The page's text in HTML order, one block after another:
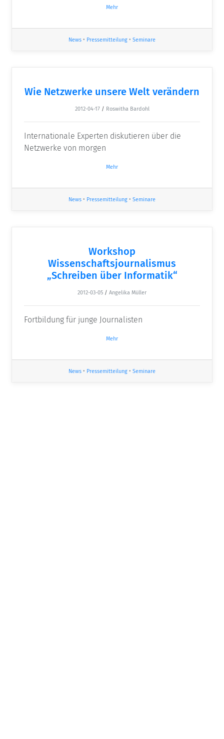
Mehr
News • Pressemitteilung • Seminare
Wie Netzwerke unsere Welt verändern
2012-04-17 / Roswitha Bardohl
Internationale Experten diskutieren über die
Netzwerke von morgen
Mehr
News • Pressemitteilung • Seminare
Workshop
Wissenschaftsjournalismus
„Schreiben über Informatik“
2012-03-05 / Angelika Müller
Fortbildung für junge Journalisten
Mehr
News • Pressemitteilung • Seminare